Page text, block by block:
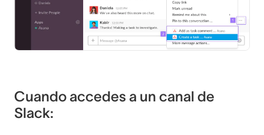
Cuando accedes a un canal de
Slack: